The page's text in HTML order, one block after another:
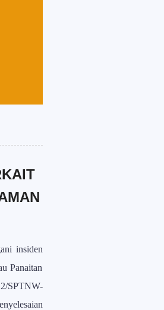
insiden
Panaitan
SPTNW-